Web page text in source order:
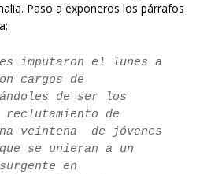
Paso a exponeros los párrafos
imputaron el lunes a
cargos de
de ser los
de
veintena de jóvenes
se unieran a un
en